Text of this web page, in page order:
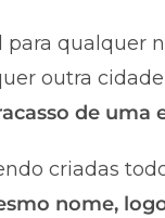
qualquer
outra
de uma
criadas
nome,